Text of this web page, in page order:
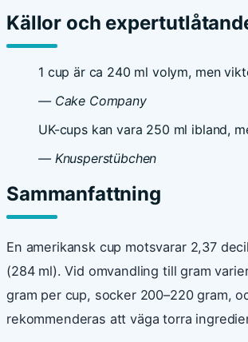
Källor och
1 cup är ca 240 ml volym, men
— Cake Company
UK-cups kan vara 250 ml ibland,
— Knusperstübchen
Sammanfattning
En amerikansk cup motsvarar 2,37
(284 ml). Vid omvandling till gram
gram per cup, socker 200–220 gram,
rekommenderas att väga torra